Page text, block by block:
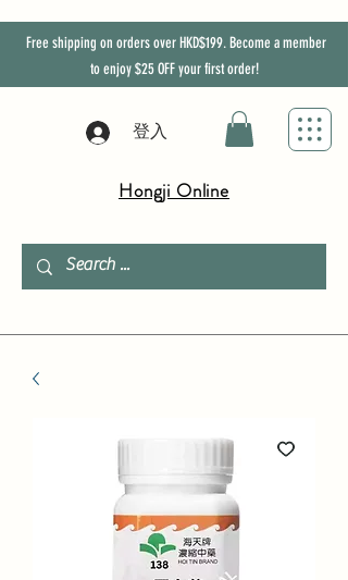
Free shipping on orders over HKD$199. Become a member
to enjoy$25 OFFyour first order!
登入
Hongji Online